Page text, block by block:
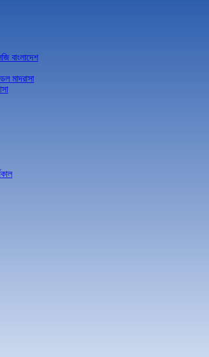
বাংলাদেশ
মাদরাসা